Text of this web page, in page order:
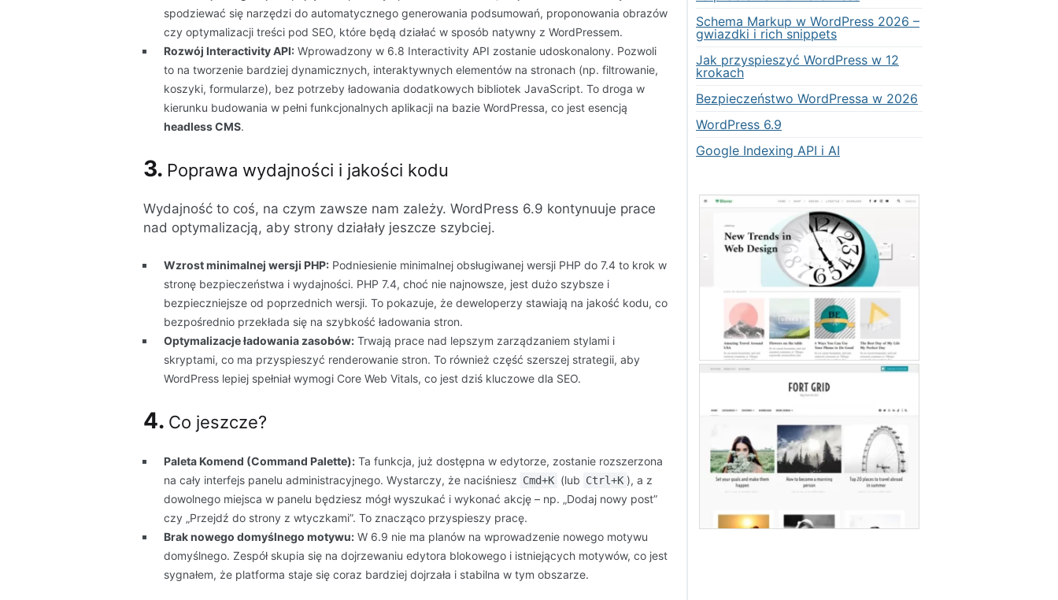
spodziewać się narzędzi do automatycznego generowania podsumowań, proponowania obrazów
czy optymalizacji treści pod SEO, które będą działać w sposób natywny z WordPressem.
Rozwój Interactivity API:Wprowadzony w 6.8 Interactivity API zostanie udoskonalony. Pozwoli
to na tworzenie bardziej dynamicznych, interaktywnych elementów na stronach (np. filtrowanie,
koszyki, formularze), bez potrzeby ładowania dodatkowych bibliotek JavaScript. To droga w
kierunku budowania w pełni funkcjonalnych aplikacji na bazie WordPressa, co jest esencją
headless CMS.
3. Poprawa wydajności i jakości kodu
Wydajność to coś, na czym zawsze nam zależy. WordPress 6.9 kontynuuje prace
nad optymalizacją, aby strony działały jeszcze szybciej.
Wzrost minimalnej wersji PHP:Podniesienie minimalnej obsługiwanej wersji PHP do 7.4 to krok w
stronę bezpieczeństwa i wydajności. PHP 7.4, choć nie najnowsze, jest dużo szybsze i
bezpieczniejsze od poprzednich wersji. To pokazuje, że deweloperzy stawiają na jakość kodu, co
bezpośrednio przekłada się na szybkość ładowania stron.
Optymalizacje ładowania zasobów:Trwają prace nad lepszym zarządzaniem stylami i
skryptami, co ma przyspieszyć renderowanie stron. To również część szerszej strategii, aby
WordPress lepiej spełniał wymogi Core Web Vitals, co jest dziś kluczowe dla SEO.
4. Co jeszcze?
Paleta Komend (Command Palette):Ta funkcja, już dostępna w edytorze, zostanie rozszerzona
na cały interfejs panelu administracyjnego. Wystarczy, że naciśniesz Cmd+K (lub Ctrl+K ), a z
dowolnego miejsca w panelu będziesz mógł wyszukać i wykonać akcję – np. „Dodaj nowy post”
czy „Przejdź do strony z wtyczkami”. To znacząco przyspieszy pracę.
Brak nowego domyślnego motywu:W 6.9 nie ma planów na wprowadzenie nowego motywu
domyślnego. Zespół skupia się na dojrzewaniu edytora blokowego i istniejących motywów, co jest
sygnałem, że platforma staje się coraz bardziej dojrzała i stabilna w tym obszarze.
Schema Markup w WordPress 2026 –
gwiazdki i rich snippets
Jak przyspieszyć WordPress w 12
krokach
Bezpieczeństwo WordPressa w 2026
WordPress 6.9
Google Indexing API i AI